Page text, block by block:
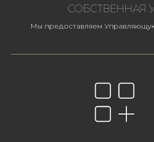
СОБСТВЕННАЯ
Мы предоставляем